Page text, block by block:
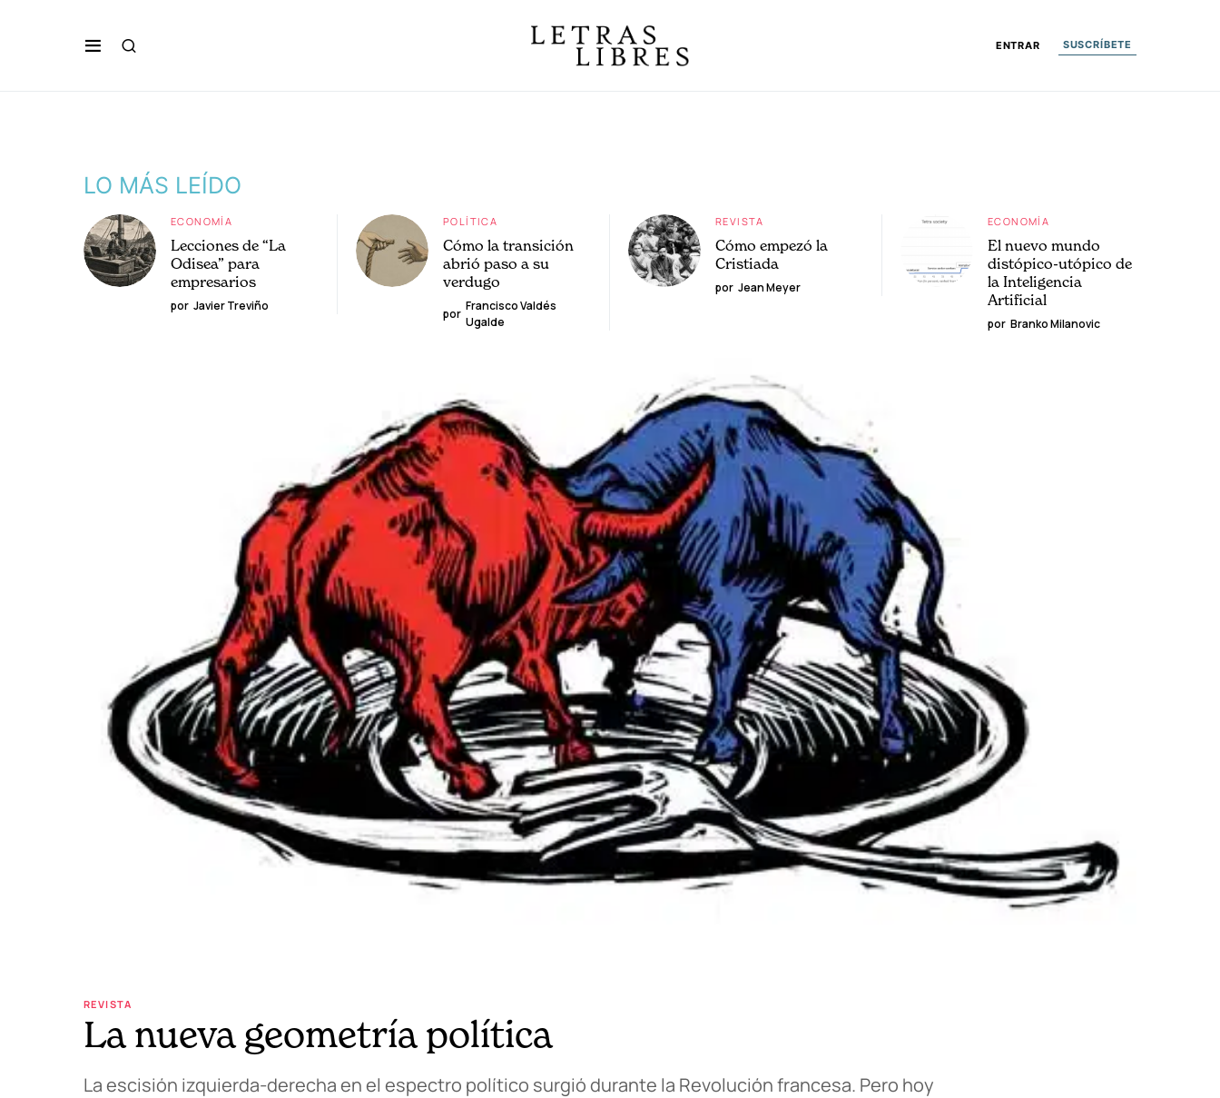
ENTRAR SUSCRÍBETE
LO MÁS LEÍDO
ECONOMÍA
Lecciones de “La
Odisea” para
empresarios
por Javier Treviño
POLÍTICA
Cómo la transición
abrió paso a su
verdugo
por
Francisco Valdés
Ugalde
REVISTA
Cómo empezó la
Cristiada
por Jean Meyer
ECONOMÍA
El nuevo mundo
distópico-utópico de
la Inteligencia
Artificial
por Branko Milanovic
REVISTA
La nueva geometría política
La escisión izquierda-derecha en el espectro político surgió durante la Revolución francesa. Pero hoy